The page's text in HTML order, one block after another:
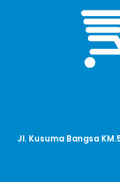
Jl. Kusuma Bangsa